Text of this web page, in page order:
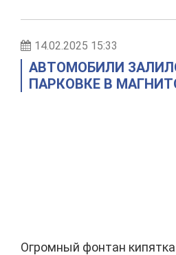
14.02.2025 15:33
АВТОМОБИЛИ
ПАРКОВКЕ В
Огромный фонтан